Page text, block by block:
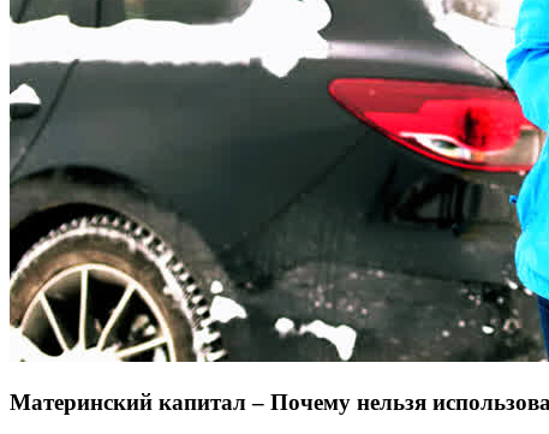
Материнский капитал – Почему нельзя